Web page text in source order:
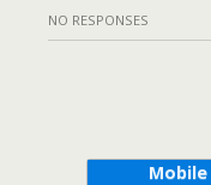
NO RESPONSES
Mobile